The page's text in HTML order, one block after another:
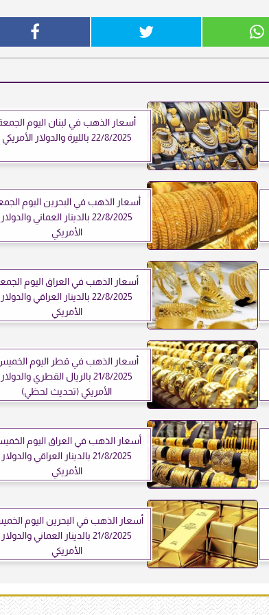
أسعار الذهب في لبنان اليوم
22/8/2025 بالليرة والدولار الأمريكي
أسعار الذهب في البحرين اليوم
22/8/2025 بالدينار العماني والدولار
الأمريكي
أسعار الذهب في العراق اليوم
22/8/2025 بالدينار العراقي والدولار
الأمريكي
أسعار الذهب في قطر اليوم
21/8/2025 بالريال القطري والدولار
الأمريكي (تحديث لحظي)
أسعار الذهب في العراق اليوم
21/8/2025 بالدينار العراقي والدولار
الأمريكي
أسعار الذهب في البحرين اليوم
21/8/2025 بالدينار العماني والدولار
الأمريكي